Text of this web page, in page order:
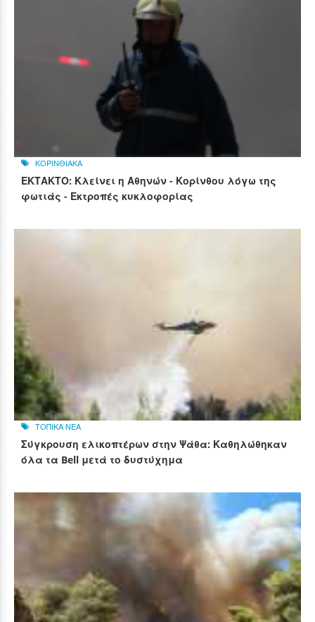
ΚΟΡΙΝΘΙΑΚΑ
ΕΚΤΑΚΤΟ: Κλείνει η Αθηνών - Κορίνθου λόγω της
φωτιάς - Εκτροπές κυκλοφορίας
ΤΟΠΙΚΑ ΝΕΑ
Σύγκρουση ελικοπτέρων στην Ψάθα: Καθηλώθηκαν
όλα τα Bell μετά το δυστύχημα